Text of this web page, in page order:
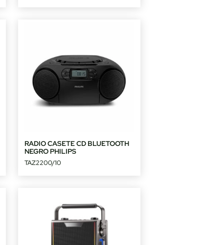
RADIO CASETE CD BLUETOOTH
NEGRO PHILIPS
TAZ2200/10